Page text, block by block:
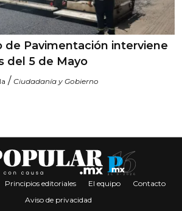
de Pavimentación interviene
del 5 de Mayo
/ Ciudadanía y Gobierno
Principios editoriales El equipo
Contacto
Aviso de privacidad